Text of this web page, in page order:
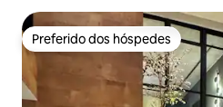
Preferido dos hóspedes
Preferido dos hóspedes